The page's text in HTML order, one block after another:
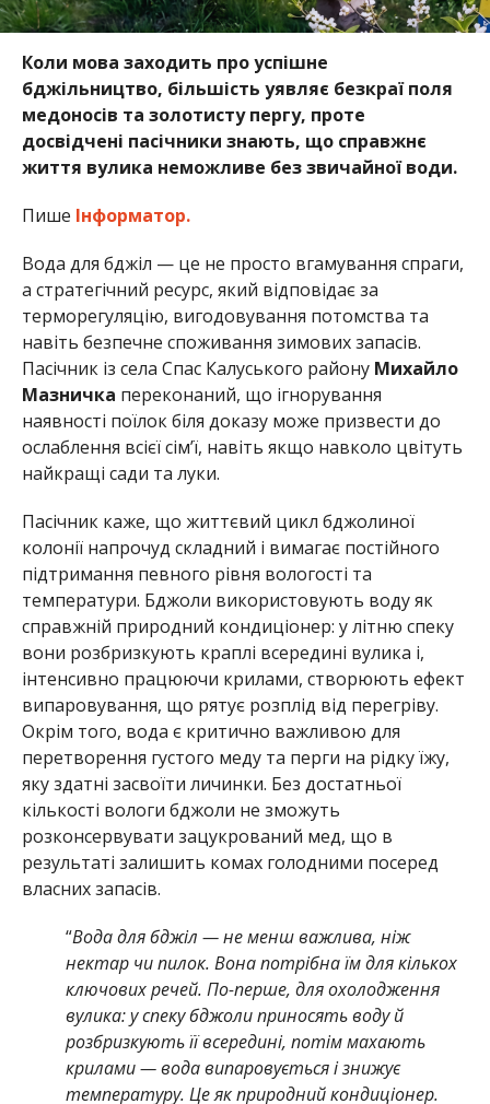
Коли мова заходить про успішне
бджільництво, більшість уявляє безкраї поля
медоносів та золотисту пергу, проте
досвідчені пасічники знають, що справжнє
життя вулика неможливе без звичайної води.
Пише Інформатор.
Вода для бджіл — це не просто вгамування спраги,
а стратегічний ресурс, який відповідає за
терморегуляцію, вигодовування потомства та
навіть безпечне споживання зимових запасів.
Пасічник із села Спас Калуського району Михайло
Мазничка переконаний, що ігнорування
наявності поїлок біля доказу може призвести до
ослаблення всієї сім’ї, навіть якщо навколо цвітуть
найкращі сади та луки.
Пасічник каже, що життєвий цикл бджолиної
колонії напрочуд складний і вимагає постійного
підтримання певного рівня вологості та
температури. Бджоли використовують воду як
справжній природний кондиціонер: у літню спеку
вони розбризкують краплі всередині вулика і,
інтенсивно працюючи крилами, створюють ефект
випаровування, що рятує розплід від перегріву.
Окрім того, вода є критично важливою для
перетворення густого меду та перги на рідку їжу,
яку здатні засвоїти личинки. Без достатньої
кількості вологи бджоли не зможуть
розконсервувати зацукрований мед, що в
результаті залишить комах голодними посеред
власних запасів.
“Вода для бджіл — не менш важлива, ніж
нектар чи пилок. Вона потрібна їм для кількох
ключових речей. По-перше, для охолодження
вулика: у спеку бджоли приносять воду й
розбризкують її всередині, потім махають
крилами — вода випаровується і знижує
температуру. Це як природний кондиціонер.